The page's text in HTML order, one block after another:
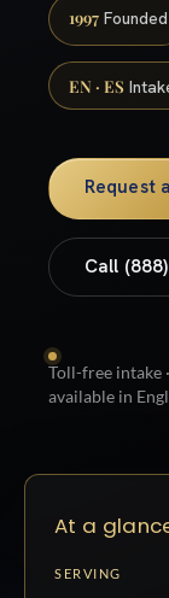
1997 Founded
EN · ES
Request
Call
Toll-free intake
available in
At a
SERVING